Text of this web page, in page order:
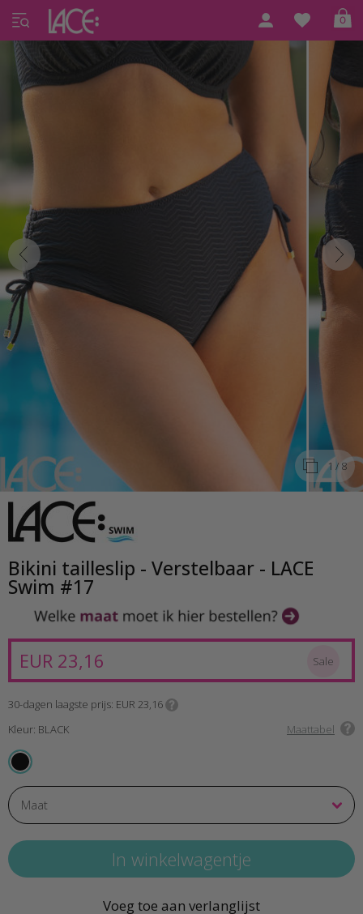
0
Home LACE Swim
1 / 8
Bikini tailleslip - Verstelbaar - LACE
Swim #17
EUR 23,16 Sale
30-dagen laagste prijs EUR 23,16
Kleur: BLACK
Maattabel
Voeg toe aan verlanglijst